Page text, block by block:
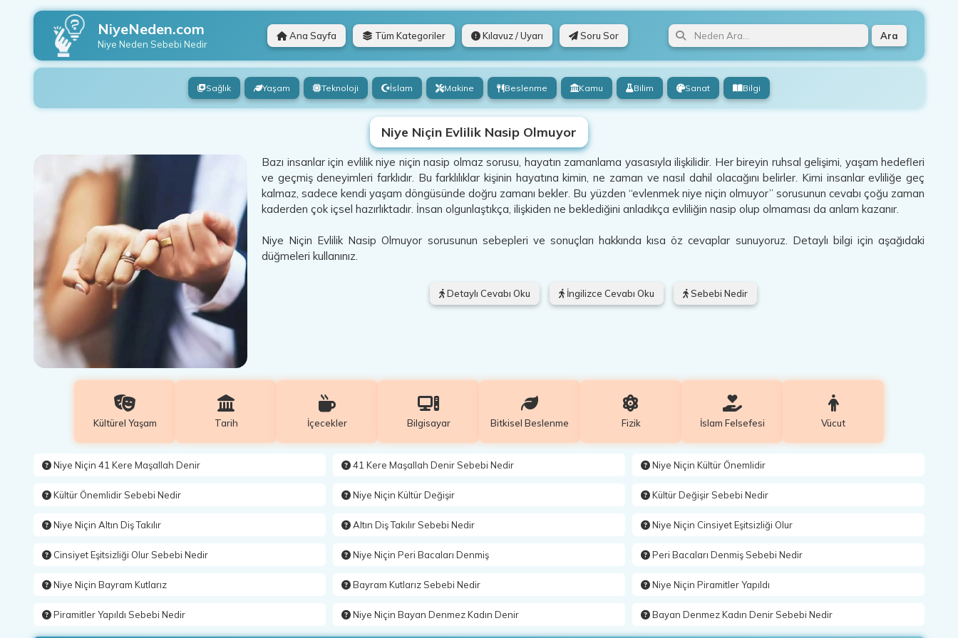
NiyeNeden.com
Niye Neden Sebebi Nedir
Ana Sayfa Tüm Kategoriler Kılavuz / Uyarı Soru Sor Ara
Sağlık Yaşam Teknoloji İslam Makine Beslenme Kamu Bilim Sanat Bilgi
Niye Niçin Evlilik Nasip Olmuyor
Bazı insanlar için evlilik niye niçin nasip olmaz sorusu, hayatın zamanlama yasasıyla ilişkilidir. Her bireyin ruhsal gelişimi, yaşam hedefleri
ve geçmiş deneyimleri farklıdır. Bu farklılıklar kişinin hayatına kimin, ne zaman ve nasıl dahil olacağını belirler. Kimi insanlar evliliğe geç
kalmaz, sadece kendi yaşam döngüsünde doğru zamanı bekler. Bu yüzden “evlenmek niye niçin olmuyor” sorusunun cevabı çoğu zaman
kaderden çok içsel hazırlıktadır. İnsan olgunlaştıkça, ilişkiden ne beklediğini anladıkça evliliğin nasip olup olmaması da anlam kazanır.
Niye Niçin Evlilik Nasip Olmuyor sorusunun sebepleri ve sonuçları hakkında kısa öz cevaplar sunuyoruz. Detaylı bilgi için aşağıdaki
düğmeleri kullanınız.
Detaylı Cevabı Oku İngilizce Cevabı Oku Sebebi Nedir
Kültürel Yaşam Tarih İçecekler Bilgisayar Bitkisel Beslenme Fizik İslam Felsefesi Vücut
Niye Niçin 41 Kere Maşallah Denir 41 Kere Maşallah Denir Sebebi Nedir Niye Niçin Kültür Önemlidir
Kültür Önemlidir Sebebi Nedir Niye Niçin Kültür Değişir Kültür Değişir Sebebi Nedir
Niye Niçin Altın Diş Takılır Altın Diş Takılır Sebebi Nedir Niye Niçin Cinsiyet Eşitsizliği Olur
Cinsiyet Eşitsizliği Olur Sebebi Nedir Niye Niçin Peri Bacaları Denmiş Peri Bacaları Denmiş Sebebi Nedir
Niye Niçin Bayram Kutlarız Bayram Kutlarız Sebebi Nedir Niye Niçin Piramitler Yapıldı
Piramitler Yapıldı Sebebi Nedir Niye Niçin Bayan Denmez Kadın Denir Bayan Denmez Kadın Denir Sebebi Nedir